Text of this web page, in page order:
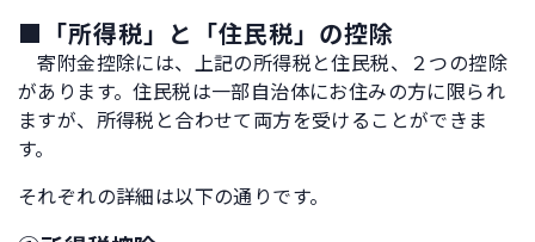
■「所得税」と「住民税」の控除
寄附金控除には、上記の所得税と住民税、２つの控除
があります。住民税は一部自治体にお住みの方に限られ
ますが、所得税と合わせて両方を受けることができま
す。
それぞれの詳細は以下の通りです。